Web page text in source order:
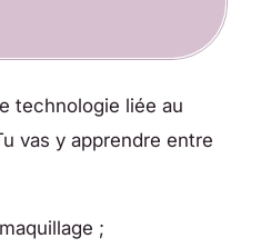
technologie liée au
vas y apprendre entre
;